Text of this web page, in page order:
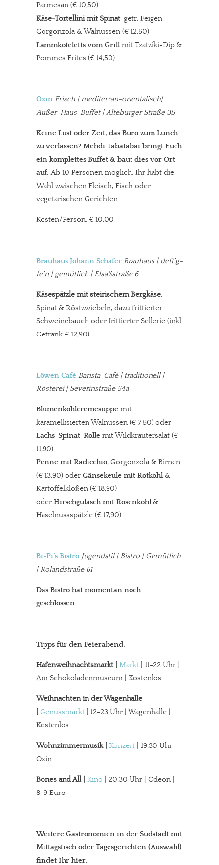
In eigener Sache
Dir gefällt unsere Arbeit?
Parmesan (€ 10,50)
Käse-Tortellini mit Spinat, getr. Feigen,
Gorgonzola & Walnüssen (€ 12,50)
Lammkoteletts vom Grillmit Tzatziki-Dip &
Pommes Frites (€ 14,50)
Oxin Frisch | mediterran-orientalisch|
Außer-Haus-Buffet | Alteburger Straße 35
Keine Lust oder Zeit, das Büro zum Lunch
zu verlassen? Mehdi Tabatabai bringt Euch
ein komplettes Buffet & baut dies vor Ort
auf.Ab 10 Personen möglich. Ihr habt die
Wahl zwischen Fleisch, Fisch oder
vegetarischen Gerichten.
Kosten/Person: € 10,00
Brauhaus Johann Schäfer Brauhaus | deftig-
fein | gemütlich | Elsaßstraße 6
Käsespätzle mit steirischem Bergkäse,
Spinat & Röstzwiebeln, dazu frittierter
Schweinebauch oder frittierter Sellerie (inkl.
Getränk € 12,90)
Löwen Café Barista-Café| traditionell |
Rösterei | Severinstraße 54a
Blumenkohlcremesuppe mit
karamellisierten Walnüssen (€ 7,50) oder
Lachs-Spinat-Rolle mit Wildkräutersalat (€
11,90)
Penne mit Radicchio, Gorgonzola & Birnen
(€ 13,90) oder Gänsekeule mit Rotkohl&
Kartoffelklößen (€ 18,90)
oder Hirschgulasch mit Rosenkohl&
Haselnussspätzle (€ 17,90)
Bi-Pi´s Bistro Jugendstil | Bistro | Gemütlich
| Rolandstraße 61
Das Bistro hat momentan noch
geschlossen.
Tipps für den Feierabend:
Hafenweihnachtsmarkt | Markt
11-22 Uhr |
Am Schokoladenmuseum | Kostenlos
Weihnachten in der Wagenhalle
Genussmarkt
12-23 Uhr | Wagenhalle |
Kostenlos
Wohnzimmermusik | Konzert
19.30 Uhr |
Oxin
Bones and All | Kino
20.30 Uhr | Odeon |
8-9 Euro
Weitere Gastronomien in der Südstadt mit
Mittagstisch oder Tagesgerichten (Auswahl)
findet Ihr hier: